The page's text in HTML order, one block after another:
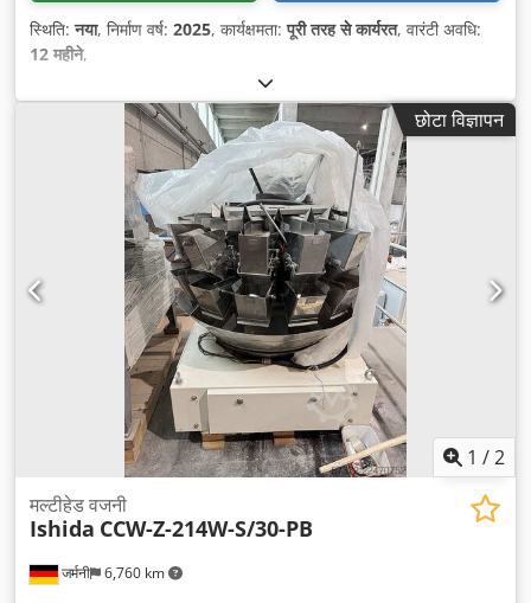
स्थिति:नया, निर्माण वर्ष: 2025, कार्यक्षमता:पूरी तरह से कार्यरत, वारंटी अवधि:
12 महीने,
छोटा विज्ञापन
1 /2
जर्मनी 6,760 km
मल्टीहेड वजनी
Ishida CCW-Z-214W-S/30-PB